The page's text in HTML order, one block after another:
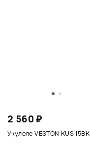
2 560 ₽
Укулеле VESTON KUS 15BK